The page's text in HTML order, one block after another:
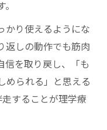
かり使えるようにな
返しの動作でも筋肉
信を取り戻し、「も
められる」と思える
することが理学療